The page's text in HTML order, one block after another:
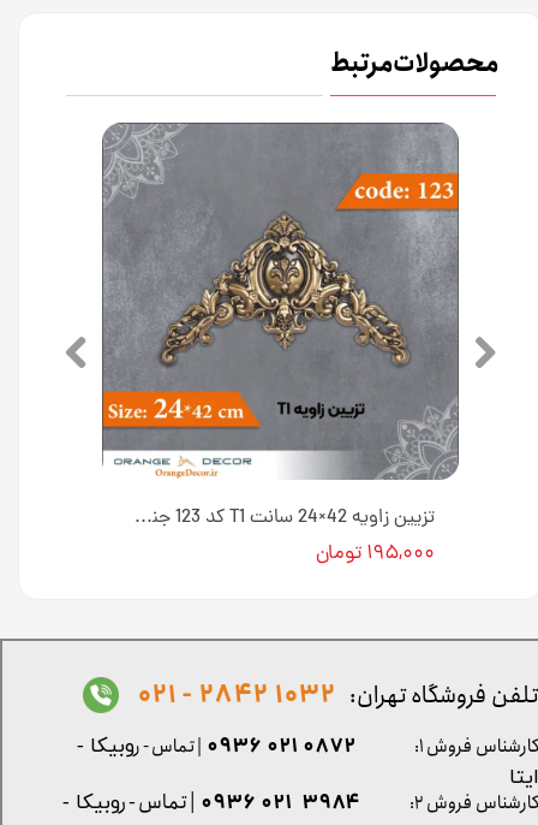
محصولات مرتبط
تزیین زاویه 42×24 سانت T1 کد 123 جنس پلی استایرن [انبار اصفهان]
۱۹۵,۰۰۰ تومان
تلفن فروشگاه تهران: 1032 2842 - 021
کارشناس فروش ۱: 0872 021 0936 | تماس - روبیکا -
ایتا
کارشناس فروش ۲:
۳۹۸۴ ۰۲۱ ۰۹۳۶ | تماس - روبیکا -